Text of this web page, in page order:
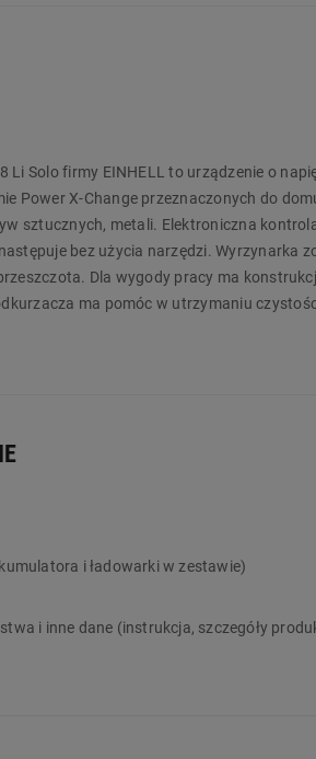
Li Solo firmy EINHELL to urządzenie o
Power X-Change przeznaczonych do
sztucznych, metali. Elektroniczna
bez użycia narzędzi. Wyrzynarka
Dla wygody pracy ma
ma pomóc w utrzymaniu
do Twojego garażu! Nie zwlekaj z
akumulatora i ładowarki w zestawie
i ładowarki w zestawie)
i inne dane (instrukcja, szczegóły